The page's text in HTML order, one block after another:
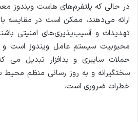
در حالی که پلتفرم‌های هاست ویندوز
ارائه می‌دهند، ممکن است در مقایسه
تهدیدات و آسیب‌پذیری‌های امنیتی
محبوبیت سیستم عامل ویندوز است و
حملات سایبری و بدافزار تبدیل می
سختگیرانه و به روز رسانی منظم
خطرات ضروری است.